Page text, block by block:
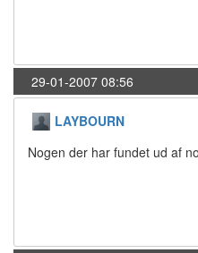
29-01-2007 08:56
LAYBOURN
Nogen der har fundet ud af